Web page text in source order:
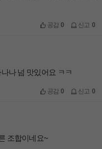
공감0 신고 0
나 넘 맛있어요 ㅋㅋ
공감0 신고 0
조합이네요~